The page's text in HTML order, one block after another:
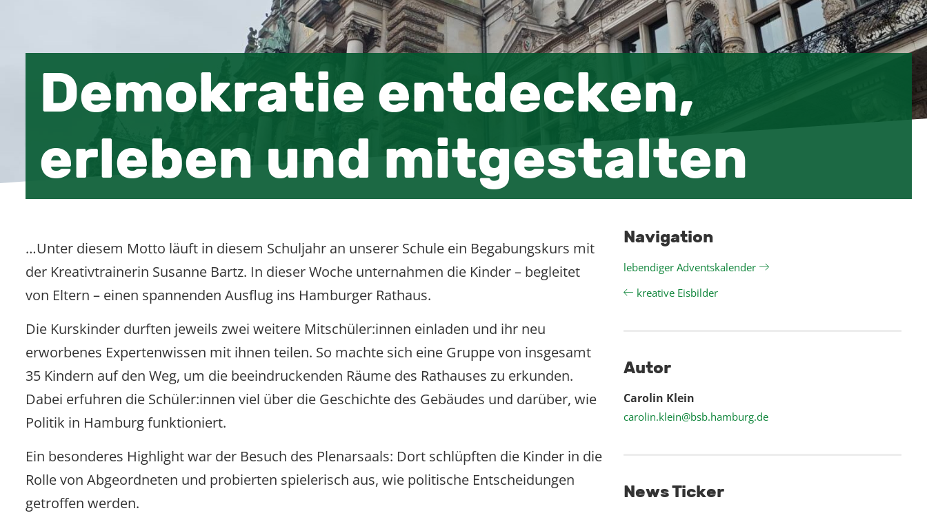
Demokratie entdecken,
erleben und mitgestalten
15. Dezember 2025
…Unter diesem Motto läuft in diesem Schuljahr an unserer Schule ein Begabungskurs mit
der Kreativtrainerin Susanne Bartz. In dieser Woche unternahmen die Kinder – begleitet
von Eltern – einen spannenden Ausflug ins Hamburger Rathaus.
Die Kurskinder durften jeweils zwei weitere Mitschüler:innen einladen und ihr neu
erworbenes Expertenwissen mit ihnen teilen. So machte sich eine Gruppe von insgesamt
35 Kindern auf den Weg, um die beeindruckenden Räume des Rathauses zu erkunden.
Dabei erfuhren die Schüler:innen viel über die Geschichte des Gebäudes und darüber, wie
Politik in Hamburg funktioniert.
Ein besonderes Highlight war der Besuch des Plenarsaals: Dort schlüpften die Kinder in die
Rolle von Abgeordneten und probierten spielerisch aus, wie politische Entscheidungen
getroffen werden.
Navigation
lebendiger Adventskalender
kreative Eisbilder
Autor
Carolin Klein
carolin.klein@bsb.hamburg.de
News Ticker